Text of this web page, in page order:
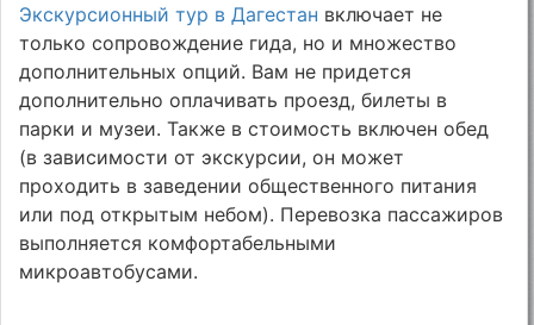
Экскурсионный тур в Дагестан включает не
только сопровождение гида, но и множество
дополнительных опций. Вам не придется
дополнительно оплачивать проезд, билеты в
парки и музеи. Также в стоимость включен обед
(в зависимости от экскурсии, он может
проходить в заведении общественного питания
или под открытым небом). Перевозка пассажиров
выполняется комфортабельными
микроавтобусами.